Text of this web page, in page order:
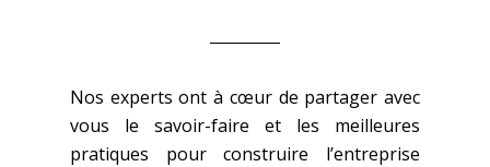
Nos experts ont à cœur de partager avec
vous le savoir-faire et les meilleures
pratiques pour construire l’entreprise